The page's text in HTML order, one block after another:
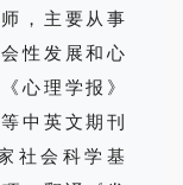
，主要从事
性发展和心
心理学报》
中英文期刊
社会科学基